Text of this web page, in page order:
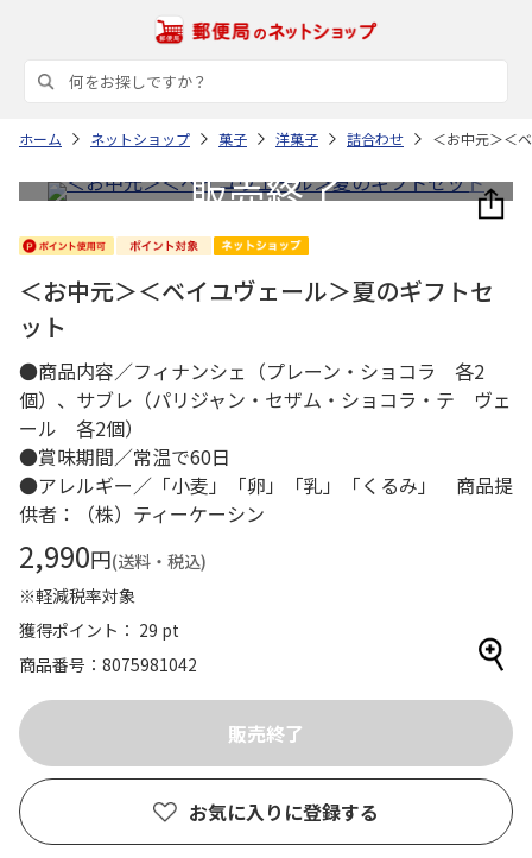
ホーム ネットショップ 菓子 洋菓子 詰合わせ ＜お中元＞＜
＜お中元＞＜ベイユヴェール＞夏のギフトセ
ット
●商品内容／フィナンシェ（プレーン・ショコラ 各2
個）、サブレ（パリジャン・セザム・ショコラ・テ ヴェ
ール 各2個）
●賞味期間／常温で60日
●アレルギー／「小麦」「卵」「乳」「くるみ」 商品提
供者：（株）ティーケーシン
2,990円(送料・税込)
※軽減税率対象
獲得ポイント： 29 pt
商品番号
8075981042
お気に入りに登録する